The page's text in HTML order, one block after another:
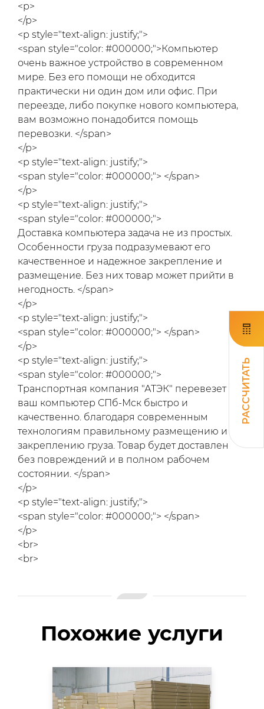
РАССЧИТАТЬ
<p>
</p>
<p style="text-align: justify;">
<span style="color: #000000;">Компьютер
очень важное устройство в современном
мире. Без его помощи не обходится
практически ни один дом или офис. При
переезде, либо покупке нового компьютера,
вам возможно понадобится помощь
перевозки. </span>
</p>
<p style="text-align: justify;">
<span style="color: #000000;"> </span>
</p>
<p style="text-align: justify;">
<span style="color: #000000;">
Доставка компьютера задача не из простых.
Особенности груза подразумевают его
качественное и надежное закрепление и
размещение. Без них товар может прийти в
негодность. </span>
</p>
<p style="text-align: justify;">
<span style="color: #000000;"> </span>
</p>
<p style="text-align: justify;">
<span style="color: #000000;">
Транспортная компания "АТЭК" перевезет
ваш компьютер СПб-Мск быстро и
качественно. благодаря современным
технологиям правильному размещению и
закреплению груза. Товар будет доставлен
без повреждений и в полном рабочем
состоянии. </span>
</p>
<p style="text-align: justify;">
<span style="color: #000000;"> </span>
</p>
<br>
<br>
Похожие услуги